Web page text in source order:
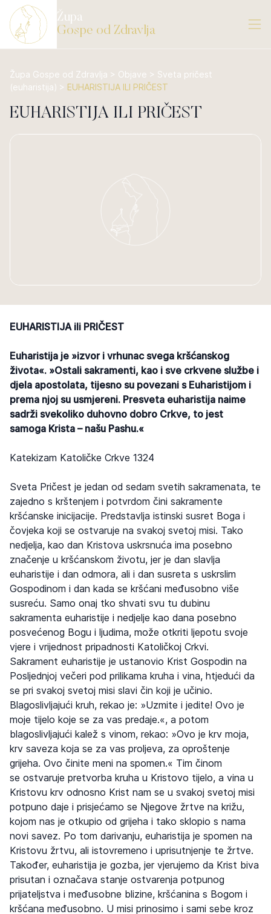
Župa
Gospe od Zdravlja
Župa Gospe od Zdravlja > Objave > Sveta pričest
(euharistija) > EUHARISTIJA ILI PRIČEST
EUHARISTIJA ILI PRIČEST
EUHARISTIJA ili PRIČEST
Euharistija je »izvor i vrhunac svega kršćanskog
života«. »Ostali sakramenti, kao i sve crkvene službe i
djela apostolata, tijesno su povezani s Euharistijom i
prema njoj su usmjereni. Presveta euharistija naime
sadrži svekoliko duhovno dobro Crkve, to jest
samoga Krista – našu Pashu.«
Katekizam Katoličke Crkve 1324
Sveta Pričest je jedan od sedam svetih sakramenata, te
zajedno s krštenjem i potvrdom čini sakramente
kršćanske inicijacije. Predstavlja istinski susret Boga i
čovjeka koji se ostvaruje na svakoj svetoj misi. Tako
nedjelja, kao dan Kristova uskrsnuća ima posebno
značenje u kršćanskom životu, jer je dan slavlja
euharistije i dan odmora, ali i dan susreta s uskrslim
Gospodinom i dan kada se kršćani međusobno više
susreću. Samo onaj tko shvati svu tu dubinu
sakramenta euharistije i nedjelje kao dana posebno
posvećenog Bogu i ljudima, može otkriti ljepotu svoje
vjere i vrijednost pripadnosti Katoličkoj Crkvi.
Sakrament euharistije je ustanovio Krist Gospodin na
Posljednjoj večeri pod prilikama kruha i vina, htjedući da
se pri svakoj svetoj misi slavi čin koji je učinio.
Blagoslivljajući kruh, rekao je: »Uzmite i jedite! Ovo je
moje tijelo koje se za vas predaje.«, a potom
blagoslivljajući kalež s vinom, rekao: »Ovo je krv moja,
krv saveza koja se za vas proljeva, za oproštenje
grijeha. Ovo činite meni na spomen.« Tim činom
se ostvaruje pretvorba kruha u Kristovo tijelo, a vina u
Kristovu krv odnosno Krist nam se u svakoj svetoj misi
potpuno daje i prisjećamo se Njegove žrtve na križu,
kojom nas je otkupio od grijeha i tako sklopio s nama
novi savez. Po tom darivanju, euharistija je spomen na
Kristovu žrtvu, ali istovremeno i uprisutnjenje te žrtve.
Također, euharistija je gozba, jer vjerujemo da Krist biva
prisutan i označava stanje ostvarenja potpunog
prijateljstva i međusobne blizine, kršćanina s Bogom i
kršćana međusobno. U misi prinosimo i sami sebe kroz